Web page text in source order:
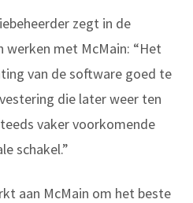
zegt in de
met McMain: “Het
van de software goed te
die later weer ten
vaker voorkomende
schakel.”
aan McMain om het beste